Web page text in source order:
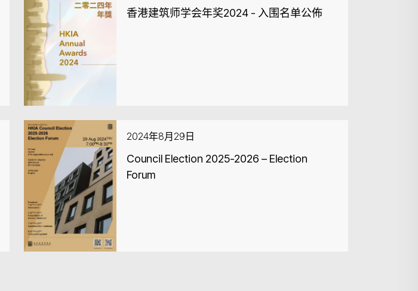
香港建筑师学会年奖2024 - 入围名单公佈
2024年8月29日
Council Election 2025-2026 – Election
Forum